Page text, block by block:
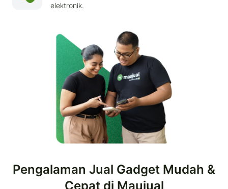
elektronik.
Pengalaman Jual Gadget Mudah &
Cepat di Maujual